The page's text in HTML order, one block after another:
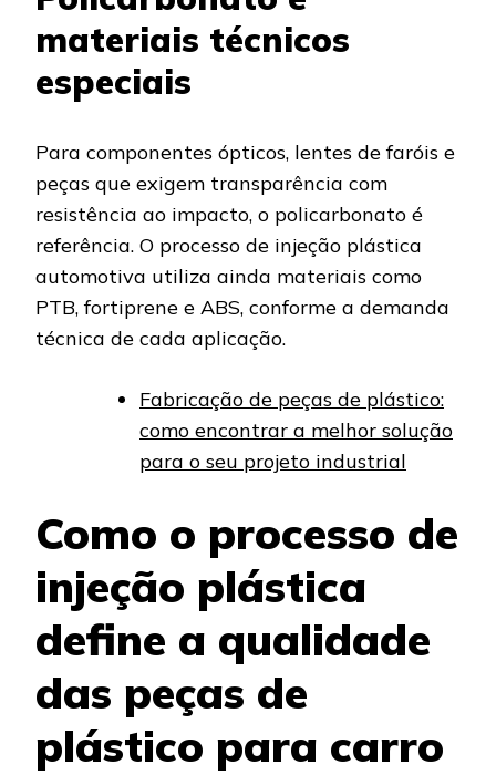
materiais técnicos
especiais
Para componentes ópticos, lentes de faróis e
peças que exigem transparência com
resistência ao impacto, o policarbonato é
referência. O processo de injeção plástica
automotiva utiliza ainda materiais como
PTB, fortiprene e ABS, conforme a demanda
técnica de cada aplicação.
Fabricação de peças de plástico:
como encontrar a melhor solução
para o seu projeto industrial
Como o processo de
injeção plástica
define a qualidade
das peças de
plástico para carro